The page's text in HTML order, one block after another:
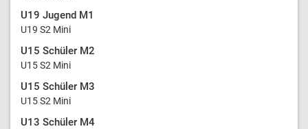
U19 Jugend M1
U19 S2 Mini
U15 Schüler M2
U15 S2 Mini
U15 Schüler M3
U15 S2 Mini
U13 Schüler M4